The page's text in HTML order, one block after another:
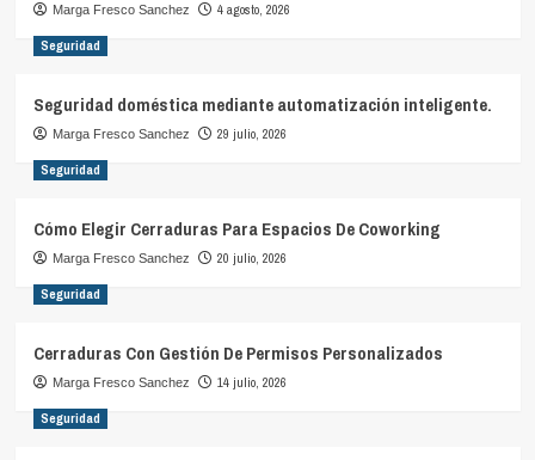
Marga Fresco Sanchez 4 agosto, 2026
Seguridad
Seguridad doméstica mediante automatización inteligente.
Marga Fresco Sanchez 29 julio, 2026
Seguridad
Cómo Elegir Cerraduras Para Espacios De Coworking
Marga Fresco Sanchez 20 julio, 2026
Seguridad
Cerraduras Con Gestión De Permisos Personalizados
Marga Fresco Sanchez 14 julio, 2026
Seguridad